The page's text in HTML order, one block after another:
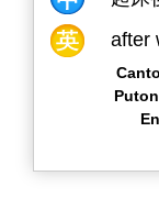
after